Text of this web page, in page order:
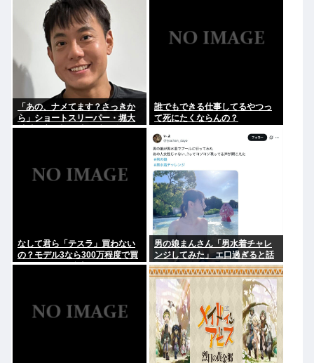
「あの、ナメてます？さっきか
ら」ショートスリーパー・堀大
輔氏が高須幹弥氏にブチギレ
誰でもできる仕事してるやつっ
て死にたくならんの？
なして君ら「テスラ」買わない
の？モデル3なら300万程度で買
える.コスパ最強車がここにある
男の娘まんさん「男水着チャレ
ンジしてみた」 エ口過ぎると話
題に